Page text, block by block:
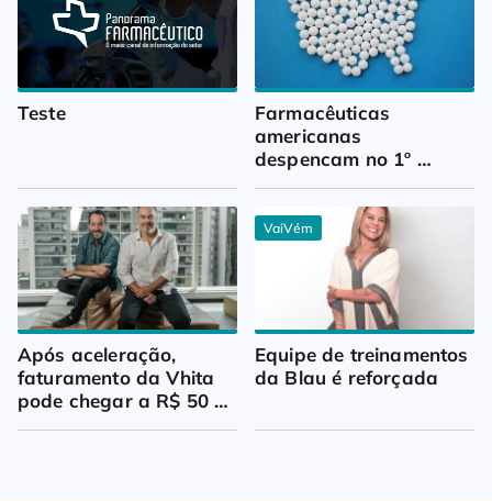
Teste
Farmacêuticas
americanas
despencam no 1º
Após aceleração,
faturamento da Vhita
pode chegar a R$ 50
milhões
VaiVém
Equipe de treinamentos
da Blau é reforçada